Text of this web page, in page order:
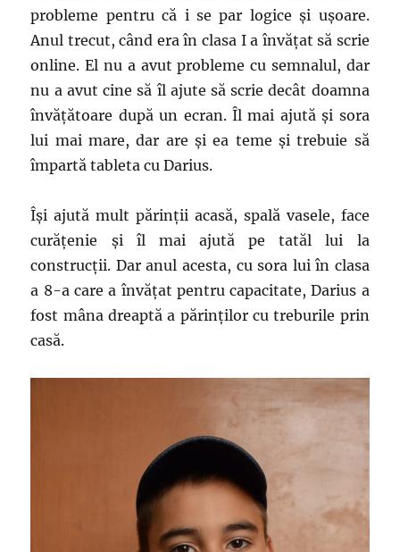
la
un
liceu
oraș
probleme pentru că i se par logice și ușoare.
Anul trecut, când era în clasa I a învățat să scrie
online. El nu a avut probleme cu semnalul, dar
nu a avut cine să îl ajute să scrie decât doamna
învățătoare după un ecran. Îl mai ajută și sora
lui mai mare, dar are și ea teme și trebuie să
împartă tableta cu Darius.
Își ajută mult părinții acasă, spală vasele, face
curățenie și îl mai ajută pe tatăl lui la
construcții. Dar anul acesta, cu sora lui în clasa
a 8-a care a învățat pentru capacitate, Darius a
fost mâna dreaptă a părinților cu treburile prin
casă.